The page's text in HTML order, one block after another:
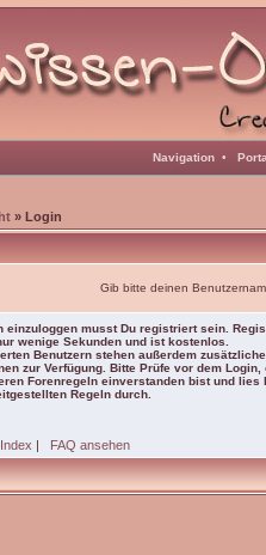
Navigation •
» Login
Gib bitte deinen
einzuloggen musst Du registriert sein.
wenige Sekunden und ist kostenlos.
Benutzern stehen außerdem zusätzliche
zur Verfügung. Bitte Prüfe vor dem Login,
Forenregeln einverstanden bist und lies
Regeln durch.
| FAQ ansehen